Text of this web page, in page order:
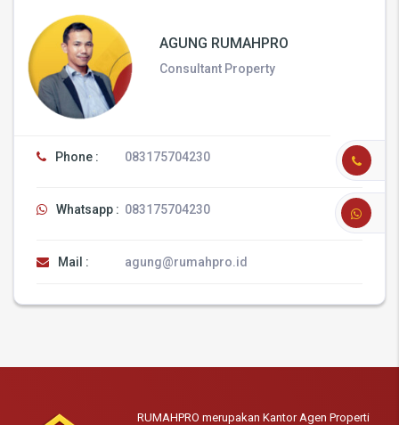
AGUNG RUMAHPRO
Consultant Property
Phone : 083175704230
Whatsapp : 083175704230
Mail : agung@rumahpro.id
RUMAHPRO merupakan Kantor Agen Properti